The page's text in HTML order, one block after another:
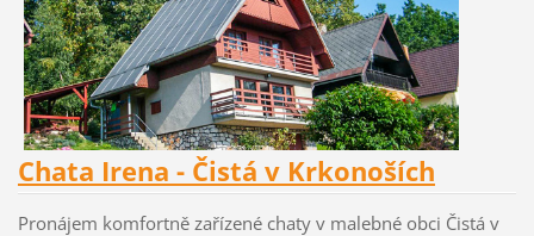
Chata Irena - Čistá v Krkonoších
Pronájem komfortně zařízené chaty v malebné obci Čistá v